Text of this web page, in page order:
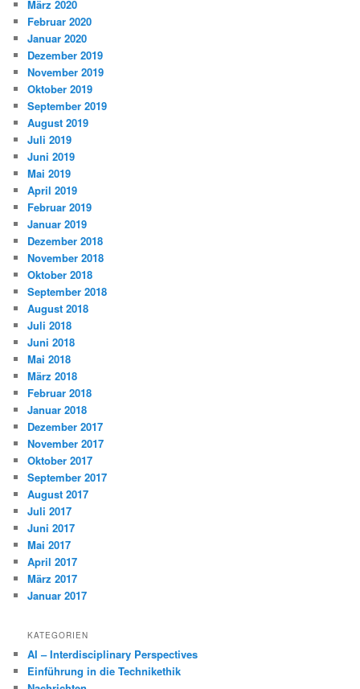
März 2020
Februar 2020
Januar 2020
Dezember 2019
November 2019
Oktober 2019
September 2019
August 2019
Juli 2019
Juni 2019
Mai 2019
April 2019
Februar 2019
Januar 2019
Dezember 2018
November 2018
Oktober 2018
September 2018
August 2018
Juli 2018
Juni 2018
Mai 2018
März 2018
Februar 2018
Januar 2018
Dezember 2017
November 2017
Oktober 2017
September 2017
August 2017
Juli 2017
Juni 2017
Mai 2017
April 2017
März 2017
Januar 2017
KATEGORIEN
AI – Interdisciplinary Perspectives
Einführung in die Technikethik